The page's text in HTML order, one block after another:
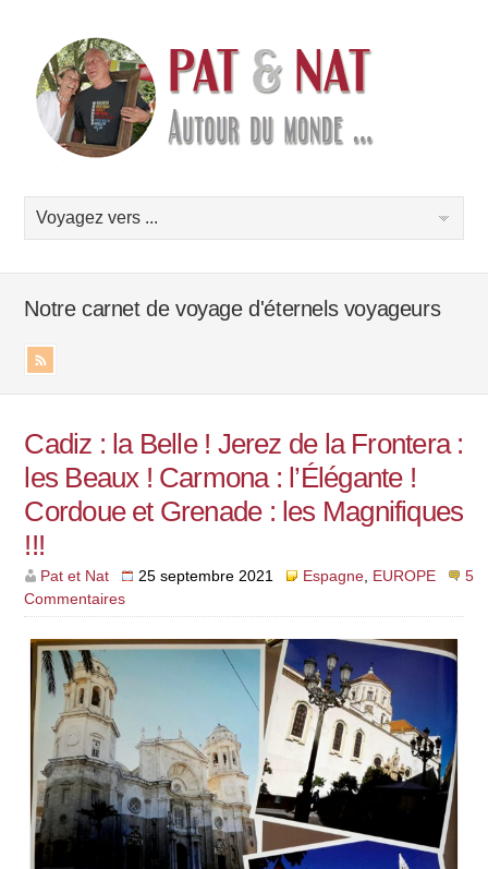
Notre carnet de voyage d'éternels voyageurs
Cadiz : la Belle ! Jerez de la Frontera :
les Beaux ! Carmona : l’Élégante !
Cordoue et Grenade : les Magnifiques
!!!
Pat et Nat 25 septembre 2021 Espagne EUROPE
5
Commentaires